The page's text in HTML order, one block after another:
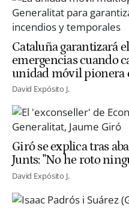
Cataluña garantizará
emergencias cuando
unidad móvil pionera
David Expósito J.
Giró se explica tras
Junts: "No he roto
David Expósito J.